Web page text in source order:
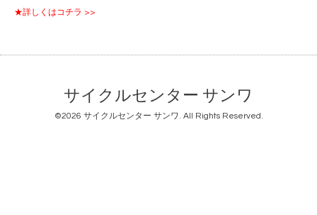
★詳しくはコチラ >>
サイクルセンター サンワ
©2026 サイクルセンター サンワ. All Rights Reserved.